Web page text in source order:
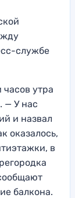
службе
часов утра
— У нас
и назвал
оказалось,
в
балкона.